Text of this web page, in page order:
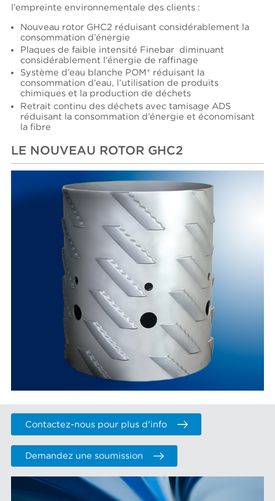
l’empreinte environnementale des clients :
Nouveau rotor GHC2 réduisant considérablement la
consommation d’énergie
Plaques de faible intensité Finebar diminuant
considérablement l’énergie de raffinage
Système d’eau blanche POM® réduisant la
consommation d’eau, l’utilisation de produits
chimiques et la production de déchets
Retrait continu des déchets avec tamisage ADS
réduisant la consommation d’énergie et économisant
la fibre
LE NOUVEAU ROTOR GHC2
Contactez-nous pour plus d'info
Demandez une soumission